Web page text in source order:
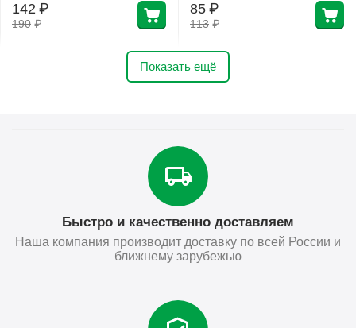
190 ₽
142 ₽
113 ₽
85 ₽
Показать ещё
Быстро и качественно доставляем
Наша компания производит доставку по всей России и
ближнему зарубежью